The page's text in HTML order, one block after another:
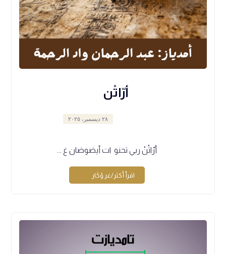
أرّاتْن
٢٨ ديسمبر، ٢٠٢٥
أرّاتْنْ ربي تحنو ات أيضوضان غ ...
اقرأ أكثر/غر ؤكَار